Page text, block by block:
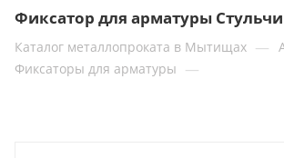
Фиксатор для арматуры
Каталог металлопроката в Мытищах —
Фиксаторы для арматуры —